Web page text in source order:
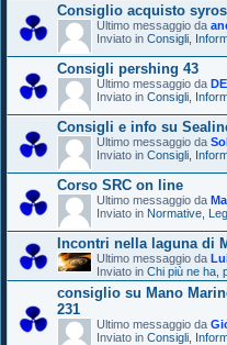
Consiglio acquisto
Ultimo messaggio da
Inviato in Consigli,
Consigli pershing 43
Ultimo messaggio da
Inviato in Consigli,
Consigli e info su
Ultimo messaggio da
Inviato in Consigli,
Corso SRC on line
Ultimo messaggio da
Inviato in Normative,
Incontri nella laguna di
Ultimo messaggio da
Inviato in Chi più ne ha,
consiglio su Mano
231
Ultimo messaggio da
Inviato in Consigli,